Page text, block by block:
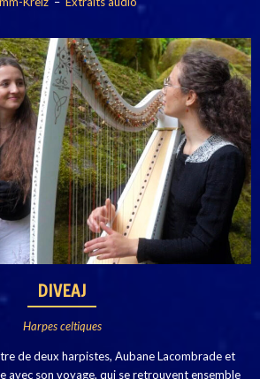
DIVEAJ
Harpes celtiques
de deux harpistes, Aubane Lacombrade et
avec son voyage, qui se retrouvent ensemble